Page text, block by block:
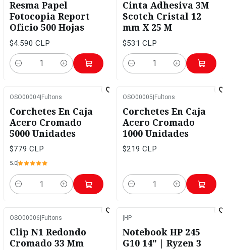
Resma Papel
Fotocopia Report
Oficio 500 Hojas
$4.590 CLP
Cantidad
Cinta Adhesiva 3M
Scotch Cristal 12
mm X 25 M
$531 CLP
Cantidad
OSO00004|Fultons
Corchetes En Caja
Acero Cromado
5000 Unidades
$779 CLP
5.0
Cantidad
OSO00005|Fultons
Corchetes En Caja
Acero Cromado
1000 Unidades
$219 CLP
Cantidad
OSO00006 Fultons
Clip N1 Redondo
Cromado 33 Mm
No disponible
HP
Notebook HP 245
G10 14" | Ryzen 3